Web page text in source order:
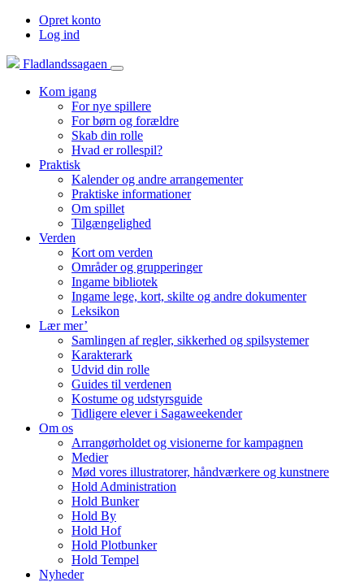
Opret konto
Log ind
Fladlandssagaen
Kom igang
For nye spillere
For børn og forældre
Skab din rolle
Hvad er rollespil?
Praktisk
Kalender og andre arrangementer
Praktiske informationer
Om spillet
Tilgængelighed
Verden
Kort om verden
Områder og grupperinger
Ingame bibliotek
Ingame lege, kort, skilte og andre dokumenter
Leksikon
Lær mer’
Samlingen af regler, sikkerhed og spilsystemer
Karakterark
Udvid din rolle
Guides til verdenen
Kostume og udstyrsguide
Tidligere elever i Sagaweekender
Om os
Arrangørholdet og visionerne for kampagnen
Medier
Mød vores illustratorer, håndværkere og kunstnere
Hold Administration
Hold Bunker
Hold By
Hold Hof
Hold Plotbunker
Hold Tempel
Nyheder